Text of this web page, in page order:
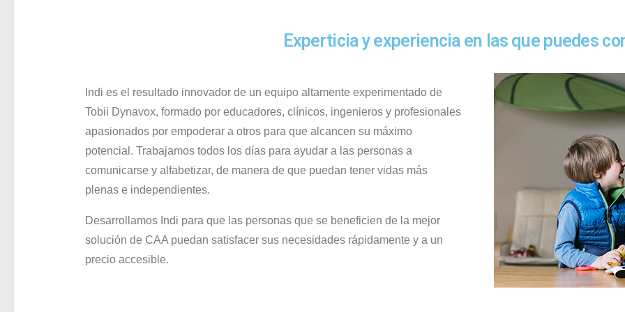
Experticia y experiencia en las que puedes
Indi es el resultado innovador de un equipo altamente experimentado de
Tobii Dynavox, formado por educadores, clínicos, ingenieros y profesionales
apasionados por empoderar a otros para que alcancen su máximo
potencial. Trabajamos todos los días para ayudar a las personas a
comunicarse y alfabetizar, de manera de que puedan tener vidas más
plenas e independientes.
Desarrollamos Indi para que las personas que se beneficien de la mejor
solución de CAA puedan satisfacer sus necesidades rápidamente y a un
precio accesible.